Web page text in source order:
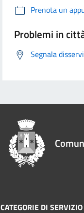
Prenota un
Problemi in
Segnala
CATEGORIE DI SERVIZIO